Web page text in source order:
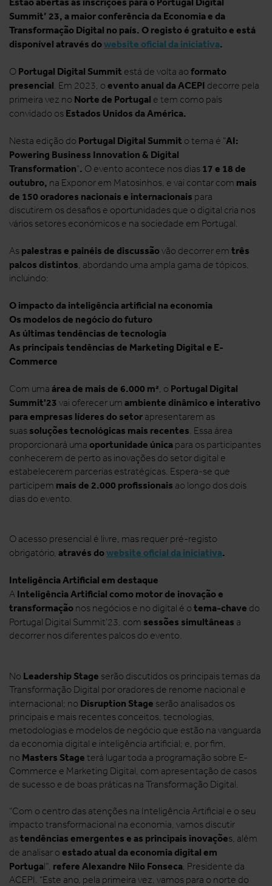
Summit’ 23, a maior conferência da Economia e da
Transformação Digital no país. O registo é gratuito e está
disponível através dowebsite oficial da iniciativa.
O Portugal Digital Summit está de volta ao formato
presencial. Em 2023, o evento anual da ACEPI decorre pela
primeira vez no Norte de Portugal e tem como país
convidado os Estados Unidos da América.
Nesta edição do Portugal Digital Summit o tema é "AI:
Powering Business Innovation & Digital
Transformation". O evento acontece nos dias 17 e 18 de
outubro, na Exponor em Matosinhos, e vai contar com mais
de 150 oradores nacionais e internacionais para
discutirem os desafios e oportunidades que o digital cria nos
vários setores económicos e na sociedade em Portugal.
As palestras e painéis de discussãovão decorrer em três
palcos distintos, abordando uma ampla gama de tópicos,
incluindo:
O impacto da inteligência artificial na economia
Os modelos de negócio do futuro
As últimas tendências de tecnologia
As principais tendências de Marketing Digital e E-
Commerce
Com uma área de mais de 6.000 m², o Portugal Digital
Summit'23 vai oferecer um ambiente dinâmico e interativo
para empresas líderes do setor apresentarem as
suas soluções tecnológicas mais recentes. Essa área
proporcionará uma oportunidade única para os participantes
conhecerem de perto as inovações do setor digital e
estabelecerem parcerias estratégicas. Espera-se que
participem mais de 2.000 profissionais ao longo dos dois
dias do evento.
O acesso presencial é livre, mas requer pré-registo
obrigatório, através dowebsite oficial da iniciativa.
Inteligência Artificial em destaque
A Inteligência Artificial como motor de inovação e
transformação nos negócios e no digital é o tema-chave do
Portugal Digital Summit'23, com sessões simultâneas a
decorrer nos diferentes palcos do evento.
No Leadership Stage serão discutidos os principais temas da
Transformação Digital por oradores de renome nacional e
internacional; no Disruption Stage serão analisados os
principais e mais recentes conceitos, tecnologias,
metodologias e modelos de negócio que estão na vanguarda
da economia digital e inteligência artificial; e, por fim,
no Masters Stage terá lugar toda a programação sobre E-
Commerce e Marketing Digital, com apresentação de casos
de sucesso e de boas práticas na Transformação Digital.
“Com o centro das atenções na Inteligência Artificial e o seu
impacto transformacional na economia, vamos discutir
astendências emergentes e as principais inovações, além
de analisar o estado atual da economia digital em
Portugal”, refere Alexandre Nilo Fonseca, Presidente da
ACEPI. “Este ano, pela primeira vez, vamos para o norte do